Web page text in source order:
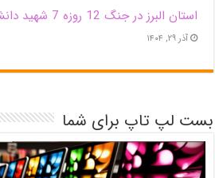
استان البرز در جنگ 12 روزه 7 شهید دانشجو تقدیم انقلاب کرد
آذر ۲۹, ۱۴۰۴
بست لپ تاپ برای شما